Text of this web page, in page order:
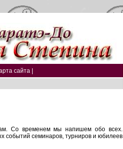
сайта |
Со временем мы напишем обо всех.
событий семинаров, турниров и юбилеев